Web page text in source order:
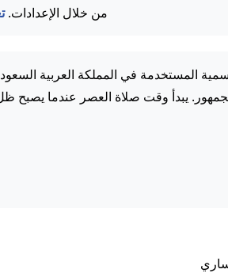
من خلال الإعدادات.
المستخدمة في المملكة العربية
يبدأ وقت صلاة العصر عندما يصبح